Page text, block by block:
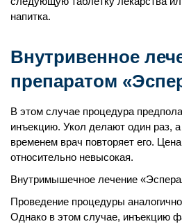
напитка.
Внутривенное
препаратом
В этом случае процедура
инъекцию. Укол делают один раз,
временем врач повторяет его.
относительно невысокая.
Внутримышечное лечение
Проведение процедуры
Однако в этом случае, инъекцию